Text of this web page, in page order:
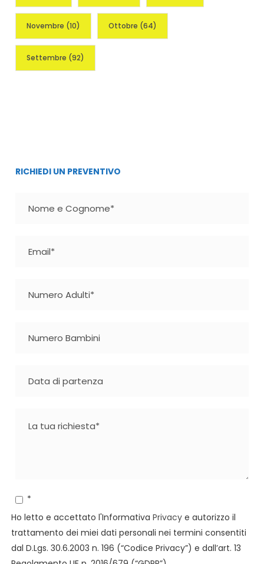
Novembre (10) Ottobre (64)
Settembre (92)
RICHIEDI UN PREVENTIVO
*
Ho letto e accettato l'Informativa Privacy e autorizzo il
trattamento dei miei dati personali nei termini consentiti
dal D.Lgs. 30.6.2003 n. 196 (“Codice Privacy”) e dall’art. 13